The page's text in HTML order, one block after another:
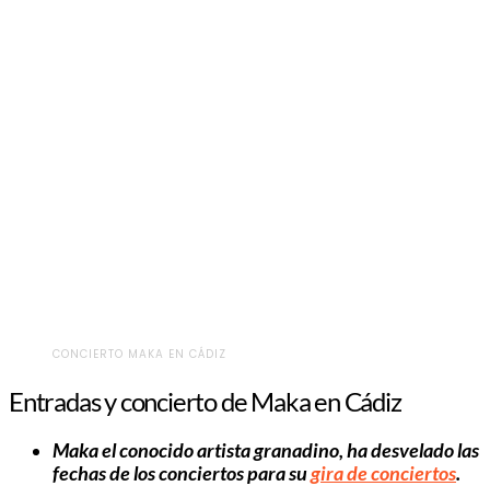
CONCIERTO MAKA EN CÁDIZ
Entradas y concierto de Maka en Cádiz
Maka el conocido artista granadino, ha desvelado las
fechas de los conciertos para sugira de conciertos.